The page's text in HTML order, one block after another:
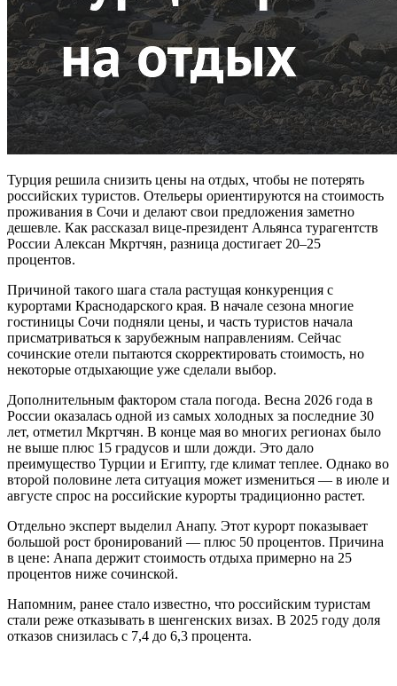
Турция решила снизить цены на отдых, чтобы не потерять
российских туристов. Отельеры ориентируются на стоимость
проживания в Сочи и делают свои предложения заметно
дешевле. Как рассказал вице-президент Альянса турагентств
России Алексан Мкртчян, разница достигает 20–25
процентов.
Причиной такого шага стала растущая конкуренция с
курортами Краснодарского края. В начале сезона многие
гостиницы Сочи подняли цены, и часть туристов начала
присматриваться к зарубежным направлениям. Сейчас
сочинские отели пытаются скорректировать стоимость, но
некоторые отдыхающие уже сделали выбор.
Дополнительным фактором стала погода. Весна 2026 года в
России оказалась одной из самых холодных за последние 30
лет, отметил Мкртчян. В конце мая во многих регионах было
не выше плюс 15 градусов и шли дожди. Это дало
преимущество Турции и Египту, где климат теплее. Однако во
второй половине лета ситуация может измениться — в июле и
августе спрос на российские курорты традиционно растет.
Отдельно эксперт выделил Анапу. Этот курорт показывает
большой рост бронирований — плюс 50 процентов. Причина
в цене: Анапа держит стоимость отдыха примерно на 25
процентов ниже сочинской.
Напомним, ранее стало известно, что российским туристам
стали реже отказывать в шенгенских визах. В 2025 году доля
отказов снизилась с 7,4 до 6,3 процента.